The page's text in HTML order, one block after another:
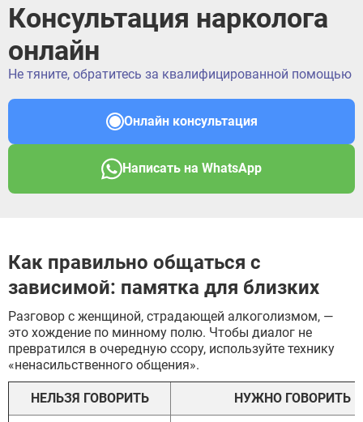
Консультация нарколога
онлайн
Не тяните, обратитесь за квалифицированной помощью
Онлайн консультация
Написать на WhatsApp
Как правильно общаться с
зависимой: памятка для близких
Разговор с женщиной, страдающей алкоголизмом, —
это хождение по минному полю. Чтобы диалог не
превратился в очередную ссору, используйте технику
«ненасильственного общения».
НЕЛЬЗЯ ГОВОРИТЬ НУЖНО ГОВОРИТЬ